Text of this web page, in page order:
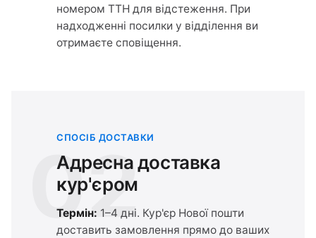
номером ТТН для відстеження. При
надходженні посилки у відділення ви
отримаєте сповіщення.
02
СПОСІБ ДОСТАВКИ
Адресна доставка
кур'єром
Термін: 1–4 дні. Кур'єр Нової пошти
доставить замовлення прямо до ваших